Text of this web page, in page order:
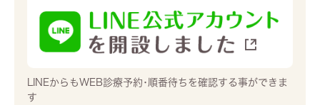
LINEからもWEB診療予約･順番待ちを確認する事ができま
す